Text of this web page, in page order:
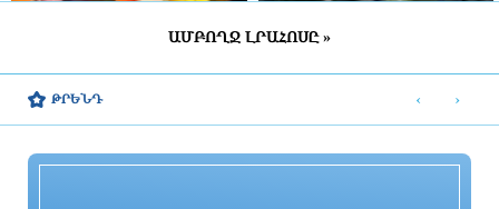
հնարավոր է կարկուտ
ամենամեծը մի քանի տասնամյակի
ընթացքում
ԱՄԲՈՂՋ ԼՐԱՀՈՍԸ »
ԹՐԵՆԴ ‹ ›